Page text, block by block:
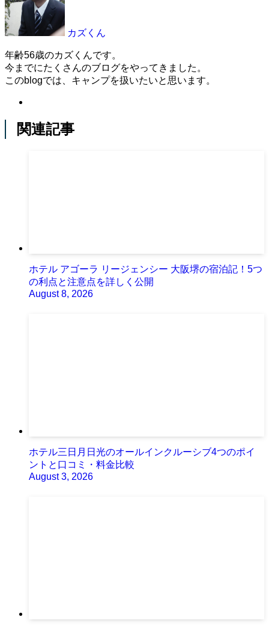
カズくん
年齢56歳のカズくんです。
今までにたくさんのブログをやってきました。
このblogでは、キャンプを扱いたいと思います。
関連記事
ホテル アゴーラ リージェンシー 大阪堺の宿泊記！5つ
の利点と注意点を詳しく公開
August 8, 2026
ホテル三日月日光のオールインクルーシブ4つのポイ
ントと口コミ・料金比較
August 3, 2026